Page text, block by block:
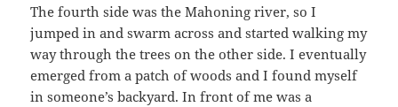
The fourth side was the Mahoning river, so I
jumped in and swarm across and started walking my
way through the trees on the other side. I eventually
emerged from a patch of woods and I found myself
in someone’s backyard. In front of me was a